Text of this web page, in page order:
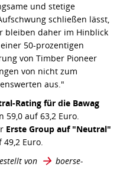
und stetige
schließen lässt,
bleiben daher im Hinblick
50-prozentigen
von Timber Pioneer
von nicht zum
aus."
Rating für die Bawag
59,0 auf 63,2 Euro.
Erste Group auf "Neutral"
Euro.
von
boerse-